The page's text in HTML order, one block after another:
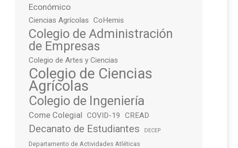
Económico
Ciencias Agrícolas CoHemis
Colegio de Administración
de Empresas
Colegio de Artes y Ciencias
Colegio de Ciencias
Agrícolas
Colegio de Ingeniería
Come Colegial COVID-19 CREAD
Decanato de Estudiantes DECEP
Departamento de Actividades Atléticas